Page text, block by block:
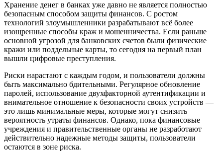
Хранение денег в банках уже давно не является полностью
безопасным способом защиты финансов. С ростом
технологий злоумышленники разрабатывают всё более
изощренные способы краж и мошенничества. Если раньше
основной угрозой для банковских счетов были физические
кражи или поддельные карты, то сегодня на первый план
вышли цифровые преступления.
Риски нарастают с каждым годом, и пользователи должны
быть максимально бдительными. Регулярное обновление
паролей, использование двухфакторной аутентификации и
внимательное отношение к безопасности своих устройств —
это лишь минимальные меры, которые могут снизить
вероятность утраты финансов. Однако, пока финансовые
учреждения и правительственные органы не разработают
действительно надежные методы защиты, пользователи
остаются в зоне риска.